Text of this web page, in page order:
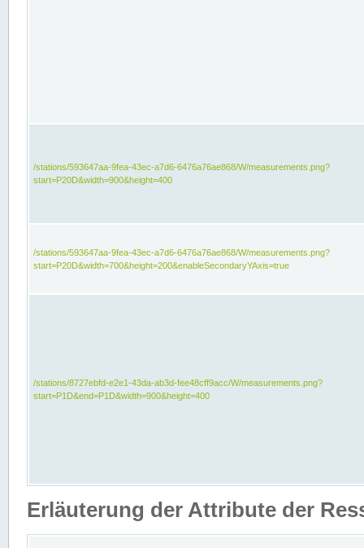
/stations/593647aa-9fea-43ec-a7d6-6476a76ae868/W/measurements.png?
start=P20D&width=900&height=400
/stations/593647aa-9fea-43ec-a7d6-6476a76ae868/W/measurements.png?
start=P20D&width=700&height=200&enableSecondaryYAxis=true
/stations/8727ebfd-e2e1-43da-ab3d-fee48cff9acc/W/measurements.png?
start=P1D&end=P1D&width=900&height=400
Erläuterung der Attribute der